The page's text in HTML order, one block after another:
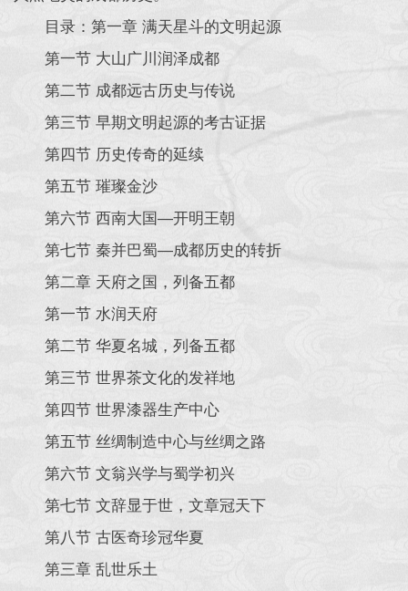
目录： 第一章 满天星斗的文明起源
第一节 大山广川润泽成都
第二节 成都远古历史与传说
第三节 早期文明起源的考古证据
第四节 历史传奇的延续
第五节 璀璨金沙
第六节 西南大国—开明王朝
第七节 秦并巴蜀—成都历史的转折
第二章 天府之国，列备五都
第一节 水润天府
第二节 华夏名城，列备五都
第三节 世界茶文化的发祥地
第四节 世界漆器生产中心
第五节 丝绸制造中心与丝绸之路
第六节 文翁兴学与蜀学初兴
第七节 文辞显于世，文章冠天下
第八节 古医奇珍冠华夏
第三章 乱世乐土